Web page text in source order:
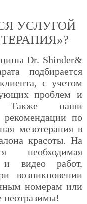
УСЛУГОЙ
Dr. Shinder&
подбирается
с учетом
проблем и
Также наши
рекомендации по
мезотерапия в
красоты. На
необходимая
видео работ,
возникновении
номерам или
неотразимы!